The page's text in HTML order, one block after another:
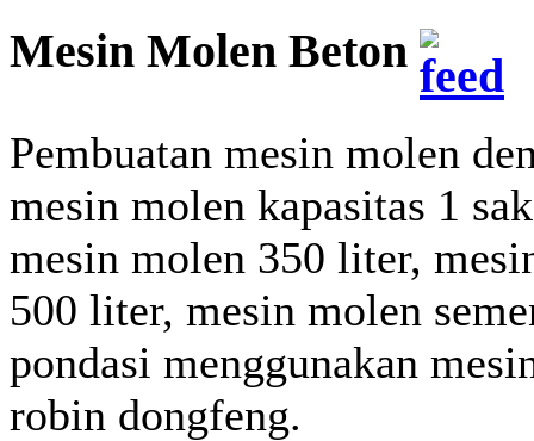
Mesin Molen Beton
Pembuatan mesin molen
mesin molen kapasitas 1
mesin molen 350 liter,
500 liter, mesin molen
pondasi menggunakan
robin dongfeng.